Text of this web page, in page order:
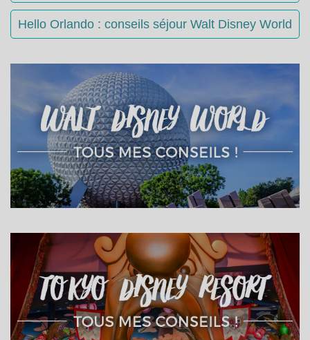
Hello Orlando : conseils séjour Walt Disney World